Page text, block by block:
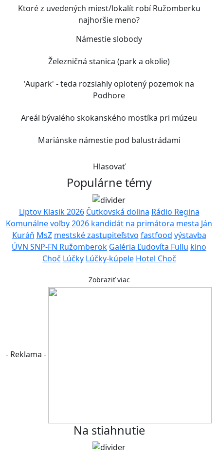
Ktoré z uvedených miest/lokalít robí Ružomberku
najhoršie meno?
Námestie slobody
Železničná stanica (park a okolie)
'Aupark' - teda rozsiahly oplotený pozemok na
Podhore
Areál bývalého skokanského mostíka pri múzeu
Mariánske námestie pod balustrádami
Hlasovať
Populárne témy
Liptov Klasik 2026 Čutkovská dolina Rádio Regina
Komunálne voľby 2026 kandidát na primátora mesta Ján
Kuráň MsZ mestské zastupiteľstvo fastfood výstavba
ÚVN SNP-FN Ružomberok Galéria Ľudovíta Fullu kino
Choč Lúčky Lúčky-kúpele Hotel Choč
Zobraziť viac
- Reklama -
Na stiahnutie